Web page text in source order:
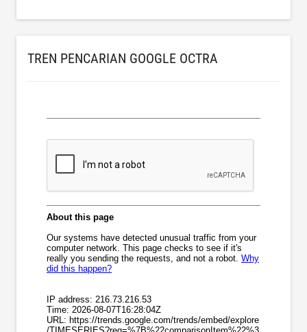
TREN PENCARIAN GOOGLE OCTRA